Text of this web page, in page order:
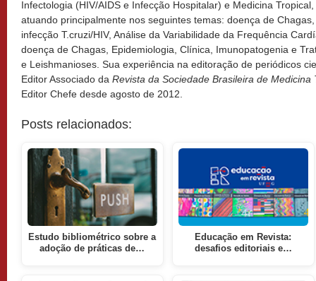
Infectologia (HIV/AIDS e Infecção Hospitalar) e Medicina Tropical,
atuando principalmente nos seguintes temas: doença de
infecção T.cruzi/HIV, Análise da Variabilidade da Frequência
doença de Chagas, Epidemiologia, Clínica, Imunopatogenia e
e Leishmanioses. Sua experiência na editoração de periódicos
Editor Associado da Revista da Sociedade Brasileira de Medicina
Editor Chefe desde agosto de 2012.
Posts relacionados:
Estudo bibliométrico sobre a
adoção de práticas de…
Educação em Revista:
desafios editoriais e…